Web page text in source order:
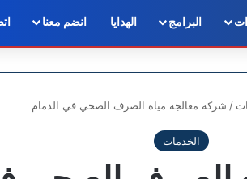
البرامج الهدايا انضم معنا
/ شركة معالجة مياه الصرف الصحي في الدمام
الخدمات